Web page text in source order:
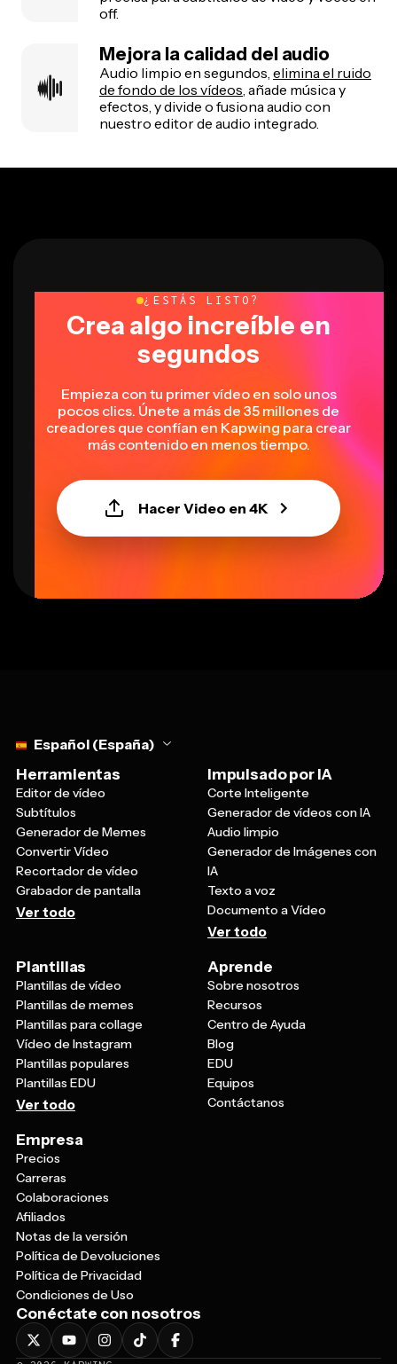
off.
Mejora la calidad del audio
Audio limpio en segundos, elimina el ruido
de fondo de los vídeos, añade música y
efectos, y divide o fusiona audio con
nuestro editor de audio integrado.
¿ESTÁS LISTO?
Crea algo increíble en
segundos
Empieza con tu primer vídeo en solo unos
pocos clics. Únete a más de 35 millones de
creadores que confían en Kapwing para crear
más contenido en menos tiempo.
Hacer Video en 4K
Español (España)
Herramientas
Editor de vídeo
Subtítulos
Generador de Memes
Convertir Vídeo
Recortador de vídeo
Grabador de pantalla
Ver todo
Impulsado por IA
Corte Inteligente
Generador de vídeos con IA
Audio limpio
Generador de Imágenes con
IA
Texto a voz
Documento a Vídeo
Ver todo
Plantillas
Plantillas de vídeo
Plantillas de memes
Plantillas para collage
Vídeo de Instagram
Plantillas populares
Plantillas EDU
Ver todo
Aprende
Sobre nosotros
Recursos
Centro de Ayuda
Blog
EDU
Equipos
Contáctanos
Empresa
Precios
Carreras
Colaboraciones
Afiliados
Notas de la versión
Política de Devoluciones
Política de Privacidad
Condiciones de Uso
Conéctate con nosotros